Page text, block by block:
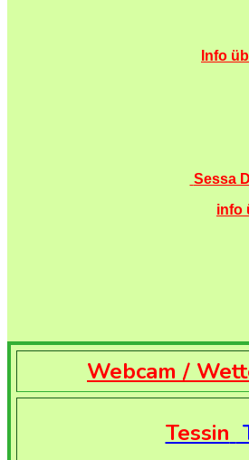
Info
Sessa
info
Webcam /
Tessin